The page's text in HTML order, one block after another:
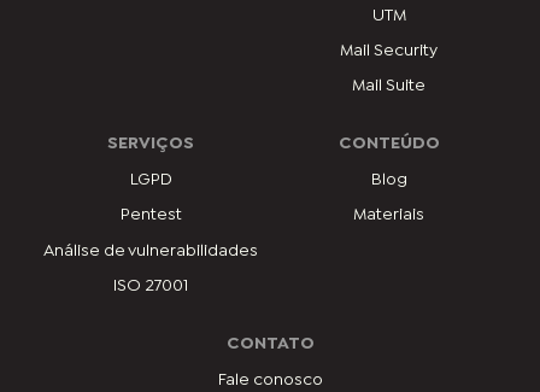
UTM
Mail Security
Mail Suite
SERVIÇOS
LGPD
Pentest
Análise de vulnerabilidades
ISO 27001
CONTEÚDO
Blog
Materiais
CONTATO
Fale conosco